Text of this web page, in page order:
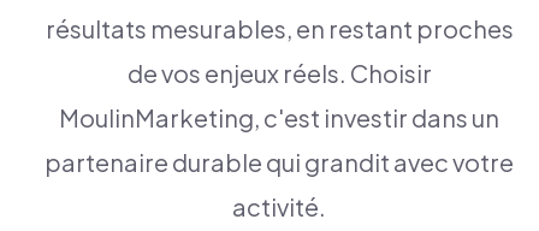
résultats mesurables, en restant proches
de vos enjeux réels. Choisir
MoulinMarketing, c'est investir dans un
partenaire durable qui grandit avec votre
activité.